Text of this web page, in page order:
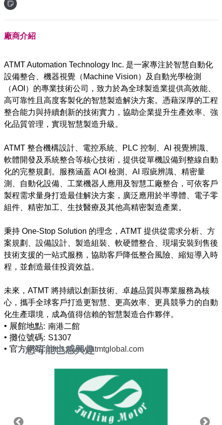
廠商介紹
ATMT Automation Technology Inc. 是一家專注於智慧自動化
設備整合、機器視覺（Machine Vision）及自動光學檢測
（AOI）的專業技術公司，致力於為全球製造業提供高效能、
高可靠性且高度客製化的智慧製造解決方案。憑藉深厚的工程
整合能力與持續創新的技術實力，協助企業提升生產效率、強
化品質管理，實現智慧製造升級。
ATMT 整合機構設計、電控系統、PLC 控制、AI 視覺辨識、
軟體開發及系統整合等核心技術，提供從單機設備到整線自動
化的完整規劃。服務涵蓋 AOI 檢測、AI 瑕疵辨識、精密量
測、自動化設備、工業機器人應用及智慧工廠整合，可依客戶
製程需求量身打造最佳解決方案，廣泛應用於半導體、電子零
組件、精密加工、生技醫療及其他高精密製造產業。
秉持 One-Stop Solution 的理念，ATMT 提供從需求分析、方
案規劃、設備設計、製造組裝、軟硬體整合、現場安裝到售後
技術支援的一站式服務，協助客戶降低整合風險、縮短導入時
程，並創造最佳投資效益。
未來，ATMT 將持續以創新技術、卓越品質與專業服務為核
心，攜手全球客戶打造更智慧、更高效率、更具競爭力的自動
• 展館地點: 南港二館
• 攤位號碼: S1307
• 官方網站:https://www.atmtglobal.com
您可能也感興趣